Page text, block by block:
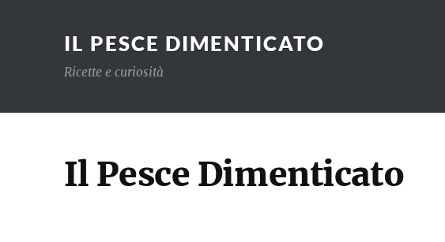
IL PESCE DIMENTICATO
Ricette e curiosità
Il Pesce Dimenticato